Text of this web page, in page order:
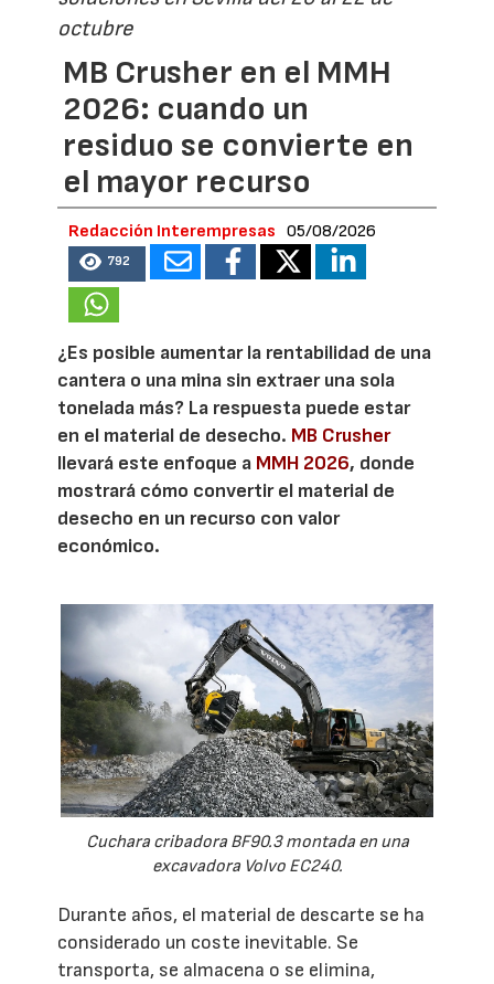
octubre
MB Crusher en el MMH
2026: cuando un
residuo se convierte en
el mayor recurso
Redacción Interempresas 05/08/2026
792
¿Es posible aumentar la rentabilidad de una
cantera o una mina sin extraer una sola
tonelada más? La respuesta puede estar
en el material de desecho. MB Crusher
llevará este enfoque a MMH 2026, donde
mostrará cómo convertir el material de
desecho en un recurso con valor
económico.
Cuchara cribadora BF90.3 montada en una
excavadora Volvo EC240.
Durante años, el material de descarte se ha
considerado un coste inevitable. Se
transporta, se almacena o se elimina,